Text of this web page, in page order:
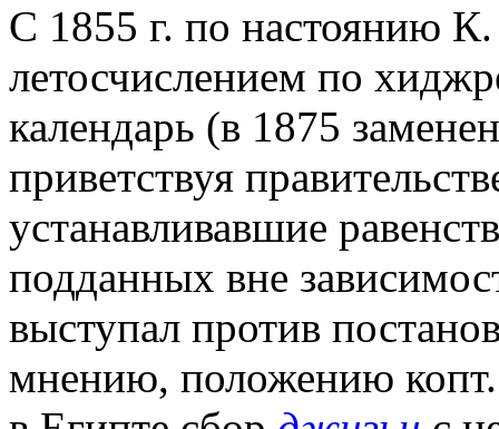
С 1855 г. по настоянию
летосчислением по
календарь (в 1875
приветствуя
устанавливавшие
подданных вне
выступал против
мнению, положению копт.